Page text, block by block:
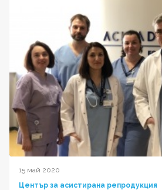
15 май 2020
Център за асистирана репродукция